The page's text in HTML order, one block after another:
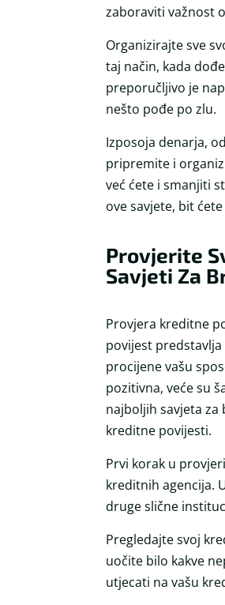
zaboraviti važnost
Organizirajte sve
taj način, kada
preporučljivo je
nešto pođe po zlu.
Izposoja denarja,
pripremite i
već ćete i smanjiti
ove savjete, bit
Provjerite
Savjeti Za
Provjera kreditne
povijest
procijene vašu
pozitivna, veće su
najboljih savjeta
kreditne povijesti.
Prvi korak u
kreditnih agencija.
druge slične
Pregledajte svoj
uočite bilo kakve
utjecati na vašu